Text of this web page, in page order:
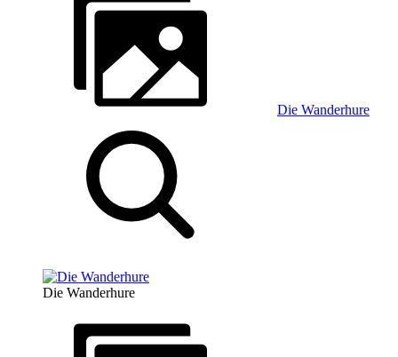
Die Wanderhure
Die Wanderhure